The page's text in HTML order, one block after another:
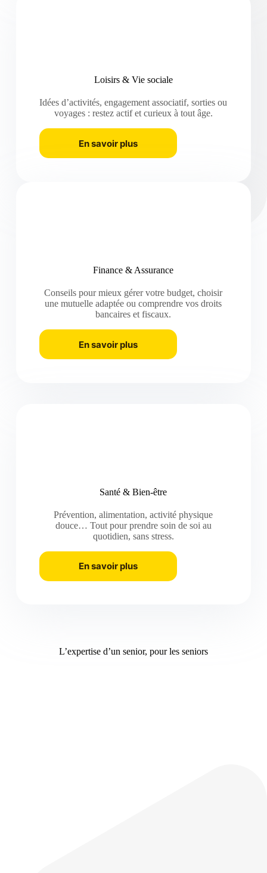
Loisirs & Vie sociale
Idées d’activités, engagement associatif, sorties ou
voyages : restez actif et curieux à tout âge.
En savoir plus
Finance & Assurance
Conseils pour mieux gérer votre budget, choisir
une mutuelle adaptée ou comprendre vos droits
bancaires et fiscaux.
En savoir plus
Santé & Bien-être
Prévention, alimentation, activité physique
douce… Tout pour prendre soin de soi au
quotidien, sans stress.
En savoir plus
L’expertise d’un senior, pour les seniors